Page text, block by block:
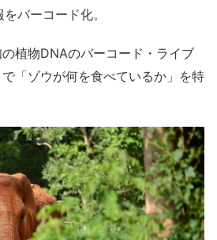
バーコード化。
植物DNAのバーコード・ライブ
「ゾウが何を食べているか」を特